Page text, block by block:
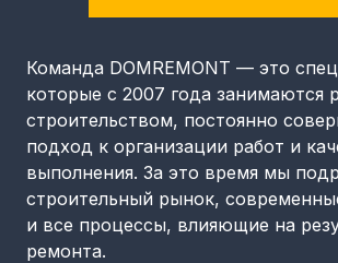
Команда DOMREMONT — это
которые с 2007 года занимаются
строительством, постоянно
подход к организации работ и
выполнения. За это время мы
строительный рынок,
и все процессы, влияющие на
ремонта.